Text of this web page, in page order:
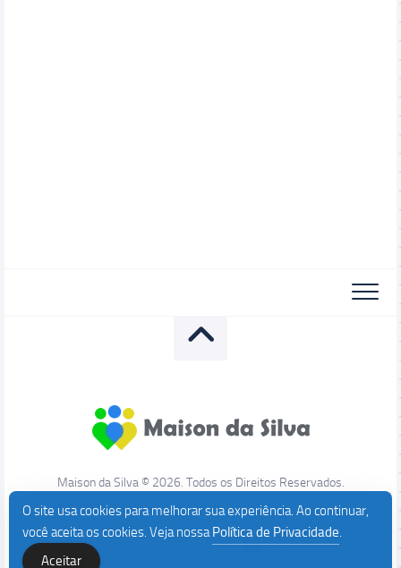
Maison da Silva © 2026. Todos os Direitos Reservados.
O site usa cookies para melhorar sua experiência. Ao continuar,
você aceita os cookies. Veja nossaPolítica de Privacidade.
Aceitar